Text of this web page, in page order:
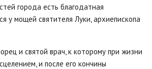
города есть благодатная
у мощей святителя Луки, архиепископа
и святой врач, к которому при жизни
и после его кончины